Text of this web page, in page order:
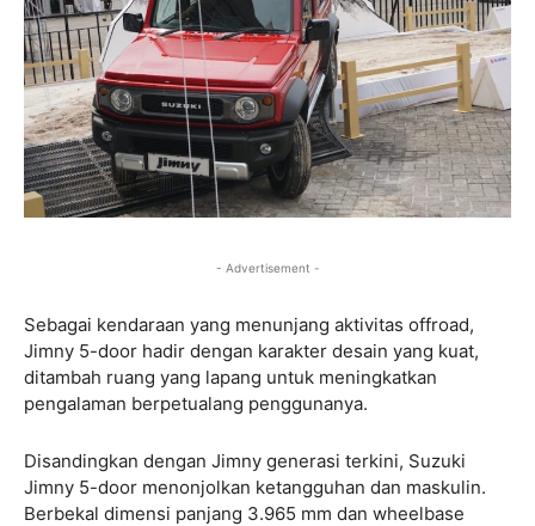
- Advertisement -
Sebagai kendaraan yang menunjang aktivitas offroad,
Jimny 5-door hadir dengan karakter desain yang kuat,
ditambah ruang yang lapang untuk meningkatkan
pengalaman berpetualang penggunanya.
Disandingkan dengan Jimny generasi terkini, Suzuki
Jimny 5-door menonjolkan ketangguhan dan maskulin.
Berbekal dimensi panjang 3.965 mm dan wheelbase